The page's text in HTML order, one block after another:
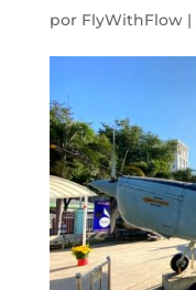
por FlyWithFlow|